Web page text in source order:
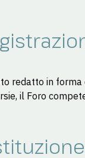
redatto in forma
il Foro